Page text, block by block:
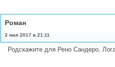
Роман
2 мая 2017 в 21:11
Родскажите для Рено Сандеро,